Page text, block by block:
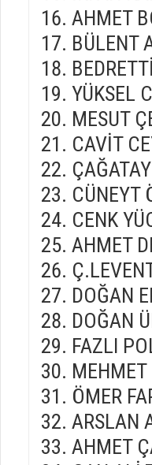
AHMET
BÜLENT
YÜKSEL
MESUT
CAVİT
CÜNEYT
CENK
AHMET
DOĞAN
DOĞAN
FAZLI
ÖMER
ARSLAN
AHMET